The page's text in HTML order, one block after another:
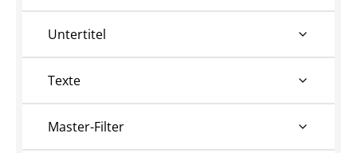
Untertitel
Texte
Master-Filter